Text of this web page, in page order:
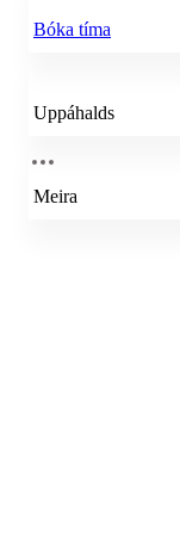
Bóka tíma
Uppáhalds
Meira